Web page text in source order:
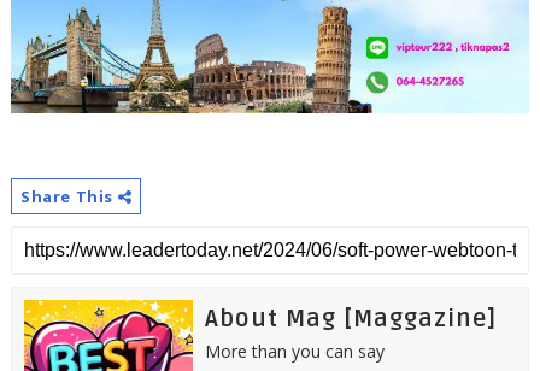
Share This
About Mag [Maggazine]
More than you can say